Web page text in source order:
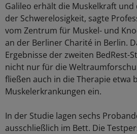
Galileo erhält die Muskelkraft
der Schwerelosigkeit, sagte
vom Zentrum für Muskel- und
an der Berliner Charité in Berlin.
Ergebnisse der zweiten BedRest-
nicht nur für die
fließen auch in die Therapie etwa
Muskelerkrankungen ein.
In der Studie lagen sechs
ausschließlich im Bett. Die